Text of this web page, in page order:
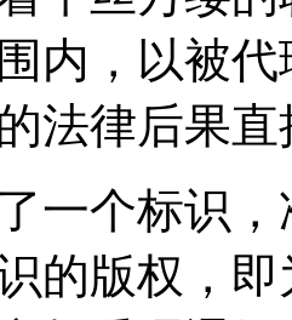
内，以被
法律后果
一个标识
的版权，